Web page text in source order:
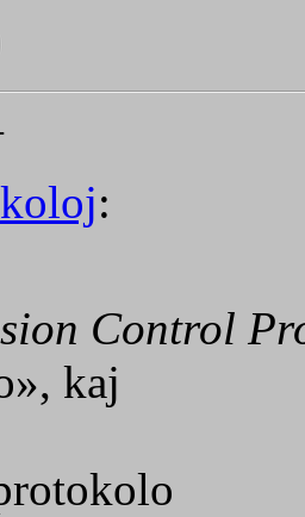
:
Control
kaj